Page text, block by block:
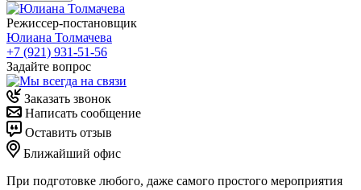
Режиссер-постановщик
Юлиана Толмачева
+7 (921) 931-51-56
Задайте вопрос
Заказать звонок
Написать сообщение
Оставить отзыв
Ближайший офис
При подготовке любого, даже самого простого мероприятия